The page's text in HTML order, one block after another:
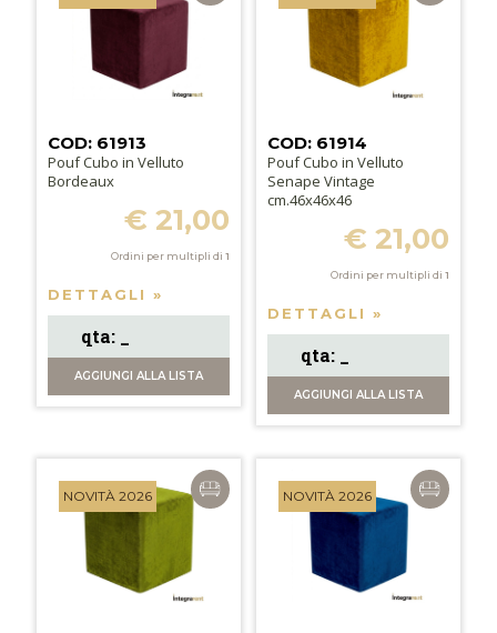
COD: 61913
Pouf Cubo in Velluto
Bordeaux
€ 21,00
Ordini per multipli di 1
DETTAGLI »
AGGIUNGIALLA LISTA
COD: 61914
Pouf Cubo in Velluto
Senape Vintage
cm.46x46x46
€ 21,00
Ordini per multipli di 1
DETTAGLI »
AGGIUNGI ALLA LISTA
NOVITÀ 2026 NOVITÀ 2026